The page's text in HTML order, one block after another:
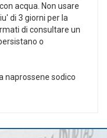
acqua. Non usare
di 3 giorni per la
di consultare un
o
naprossene sodico